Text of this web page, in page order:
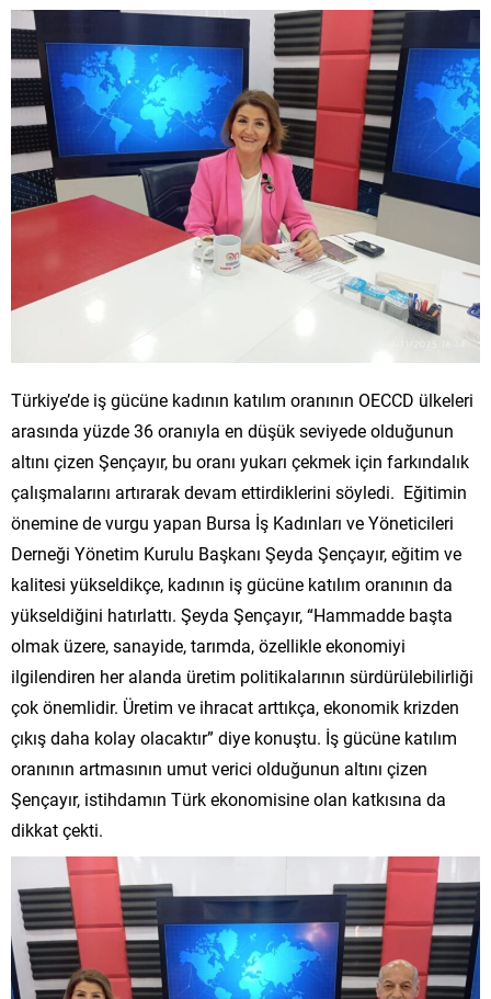
Türkiye’de iş gücüne kadının katılım oranının OECCD ülkeleri
arasında yüzde 36 oranıyla en düşük seviyede olduğunun
altını çizen Şençayır, bu oranı yukarı çekmek için farkındalık
çalışmalarını artırarak devam ettirdiklerini söyledi. Eğitimin
önemine de vurgu yapan Bursa İş Kadınları ve Yöneticileri
Derneği Yönetim Kurulu Başkanı Şeyda Şençayır, eğitim ve
kalitesi yükseldikçe, kadının iş gücüne katılım oranının da
yükseldiğini hatırlattı. Şeyda Şençayır, “Hammadde başta
olmak üzere, sanayide, tarımda, özellikle ekonomiyi
ilgilendiren her alanda üretim politikalarının sürdürülebilirliği
çok önemlidir. Üretim ve ihracat arttıkça, ekonomik krizden
çıkış daha kolay olacaktır” diye konuştu. İş gücüne katılım
oranının artmasının umut verici olduğunun altını çizen
Şençayır, istihdamın Türk ekonomisine olan katkısına da
dikkat çekti.